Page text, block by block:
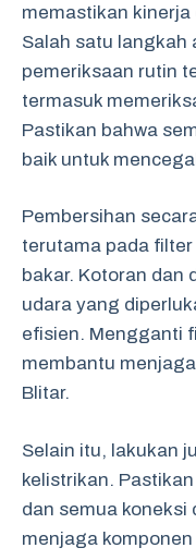
memastikan
Salah satu langkah
pemeriksaan rutin
termasuk
Pastikan bahwa
baik untuk
Pembersihan
terutama pada
bakar. Kotoran dan
udara yang
efisien. Mengganti
membantu
Blitar.
Selain itu, lakukan
kelistrikan.
dan semua koneksi
menjaga